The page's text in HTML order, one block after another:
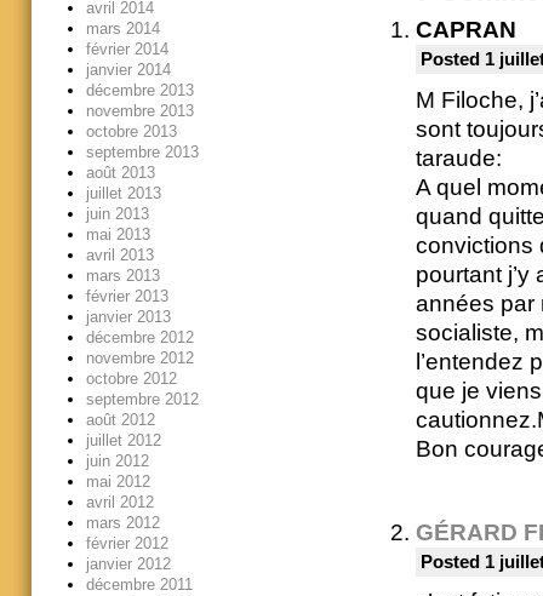
CAPRAN
Posted 1
M Filoche,
sont
taraude:
A quel
quand
convictions
pourtant j’y
années par
socialiste,
l’entendez
que je
Bon
GÉRARD
Posted 1
avril 2014
mars 2014
février 2014
janvier 2014
décembre 2013
novembre 2013
octobre 2013
septembre 2013
août 2013
juillet 2013
juin 2013
mai 2013
avril 2013
mars 2013
février 2013
janvier 2013
décembre 2012
novembre 2012
octobre 2012
septembre 2012
août 2012
juillet 2012
juin 2012
mai 2012
avril 2012
mars 2012
février 2012
janvier 2012
décembre 2011